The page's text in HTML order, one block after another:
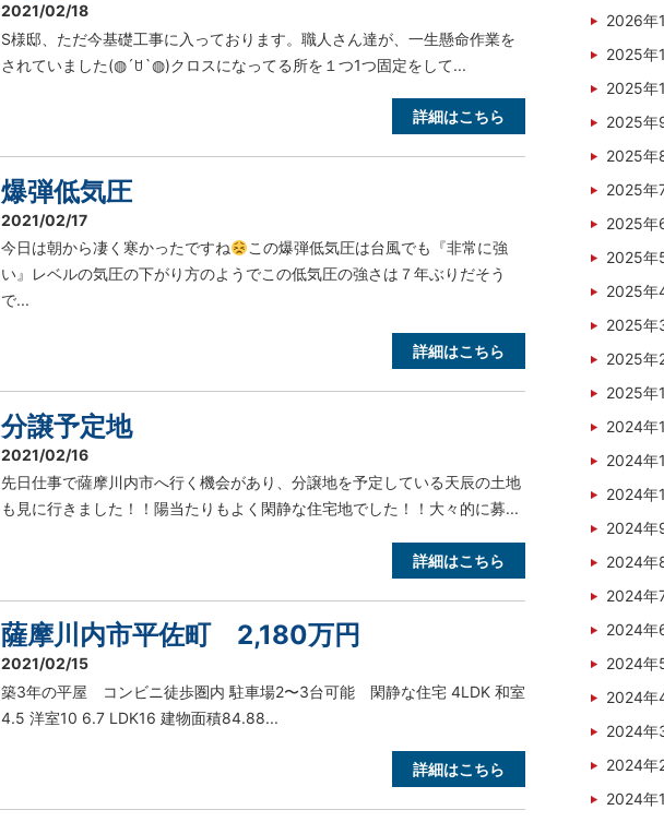
2021/02/18
S様邸、ただ今基礎工事に入っております。職人さん達が、一生懸命作業を
されていました(◍´ꇴ`◍)クロスになってる所を１つ1つ固定をして...
詳細はこちら
爆弾低気圧
2021/02/17
今日は朝から凄く寒かったですね
この爆弾低気圧は台風でも『非常に強
い』レベルの気圧の下がり方のようでこの低気圧の強さは７年ぶりだそう
で...
詳細はこちら
分譲予定地
2021/02/16
先日仕事で薩摩川内市へ行く機会があり、分譲地を予定している天辰の土地
も見に行きました！！陽当たりもよく閑静な住宅地でした！！大々的に募...
詳細はこちら
薩摩川内市平佐町 2,180万円
2021/02/15
築3年の平屋 コンビニ徒歩圏内 駐車場2〜3台可能 閑静な住宅 4LDK 和室
4.5 洋室10 6.7 LDK16 建物面積84.88...
詳細はこちら
2026年
2025年
2025年
2025年
2025年
2025年
2025年
2025年
2025年
2025年
2025年
2025年
2024年
2024年
2024年
2024年
2024年
2024年
2024年
2024年
2024年
2024年
2024年
2024年